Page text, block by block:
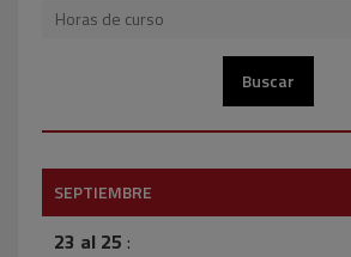
SEPTIEMBRE
23 al 25 :